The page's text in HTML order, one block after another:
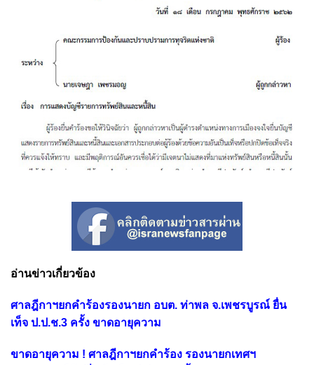
อ่านข่าวเกี่ยวข้อง
ศาลฎีกาฯยกคำร้องรองนายก อบต. ท่าพล จ.เพชรบูรณ์ ยื่น
เท็จ ป.ป.ช.3 ครั้ง ขาดอายุความ
ขาดอายุความ ! ศาลฎีกาฯยกคำร้อง รองนายกเทศฯ